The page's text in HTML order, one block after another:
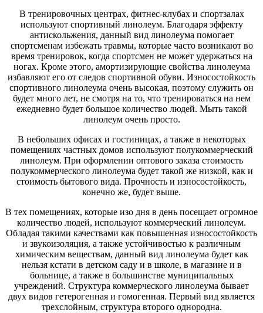
В тренировочных центрах, фитнес-клубах и спортзалах
используют спортивный линолеум. Благодаря эффекту
антискольжения, данный вид линолеума помогает
спортсменам избежать травмы, которые часто возникают во
время тренировок, когда спортсмен не может удержаться на
ногах. Кроме этого, амортизирующие свойства линолеума
избавляют его от следов спортивной обуви. Износостойкость
спортивного линолеума очень высокая, поэтому служить он
будет много лет, не смотря на то, что тренироваться на нем
ежедневно будет большое количество людей. Мыть такой
линолеум очень просто.
В небольших офисах и гостиницах, а также в некоторых
помещениях частных домов используют полукоммерческий
линолеум. При оформлении оптового заказа стоимость
полукоммерческого линолеума будет такой же низкой, как и
стоимость бытового вида. Прочность и износостойкость,
конечно же, будет выше.
В тех помещениях, которые изо дня в день посещает огромное
количество людей, используют коммерческий линолеум.
Обладая такими качествами как повышенная износостойкость
и звукоизоляция, а также устойчивостью к различным
химическим веществам, данный вид линолеума будет как
нельзя кстати в детском саду и в школе, в магазине и в
больнице, а также в большинстве муниципальных
учреждений. Структура коммерческого линолеума бывает
двух видов гетерогенная и гомогенная. Первый вид является
трехслойным, структура второго однородна.